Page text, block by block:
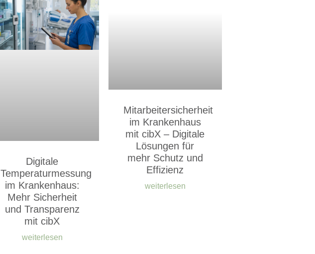
Digitale
Temperaturmessung
im Krankenhaus:
Mehr Sicherheit
und Transparenz
mit cibX
weiterlesen
Mitarbeitersicherheit
im Krankenhaus
mit cibX – Digitale
Lösungen für
mehr Schutz und
Effizienz
weiterlesen